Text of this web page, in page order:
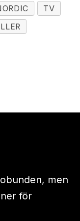
TV
men
för